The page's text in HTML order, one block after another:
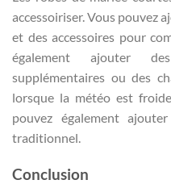
accessoiriser. Vous pouvez
et des accessoires pour
également ajouter
supplémentaires ou des
lorsque la météo est
pouvez également
traditionnel.
Conclusion